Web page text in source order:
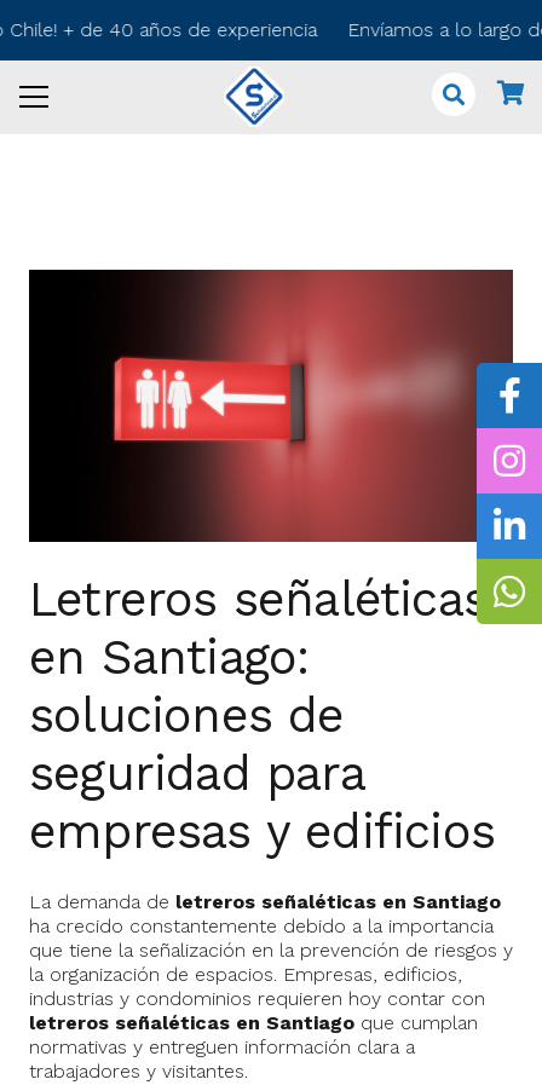
+ de 40 años de experiencia Envíamos a lo largo
Letreros señaléticas
en Santiago:
soluciones de
seguridad para
empresas y edificios
La demanda de letreros señaléticas en Santiago
ha crecido constantemente debido a la importancia
que tiene la señalización en la prevención de riesgos y
la organización de espacios. Empresas, edificios,
industrias y condominios requieren hoy contar con
letreros señaléticas en Santiago que cumplan
normativas y entreguen información clara a
trabajadores y visitantes.